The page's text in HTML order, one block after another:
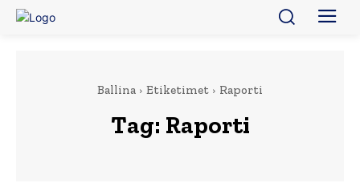
Ballina Etiketimet Raporti
Tag: Raporti